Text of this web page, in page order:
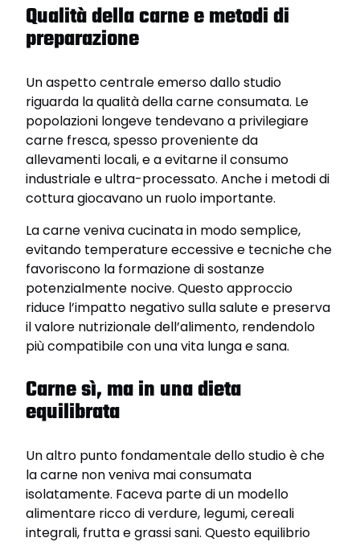
Qualità della carne e metodi di
preparazione
Un aspetto centrale emerso dallo studio
riguarda la qualità della carne consumata. Le
popolazioni longeve tendevano a privilegiare
carne fresca, spesso proveniente da
allevamenti locali, e a evitarne il consumo
industriale e ultra-processato. Anche i metodi di
cottura giocavano un ruolo importante.
La carne veniva cucinata in modo semplice,
evitando temperature eccessive e tecniche che
favoriscono la formazione di sostanze
potenzialmente nocive. Questo approccio
riduce l’impatto negativo sulla salute e preserva
il valore nutrizionale dell’alimento, rendendolo
più compatibile con una vita lunga e sana.
Carne sì, ma in una dieta
equilibrata
Un altro punto fondamentale dello studio è che
la carne non veniva mai consumata
isolatamente. Faceva parte di un modello
alimentare ricco di verdure, legumi, cereali
integrali, frutta e grassi sani. Questo equilibrio